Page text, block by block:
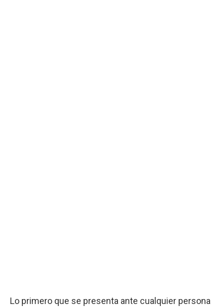
Lo primero que se presenta ante cualquier persona